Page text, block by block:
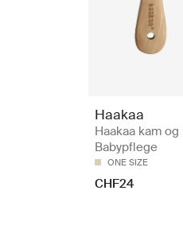
Haakaa
Haakaa kam
Babypflege
ONE SIZE
CHF24